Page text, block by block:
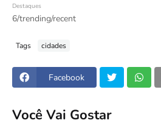
Destaques
6/trending/recent
Tags cidades
Facebook
Você Vai Gostar